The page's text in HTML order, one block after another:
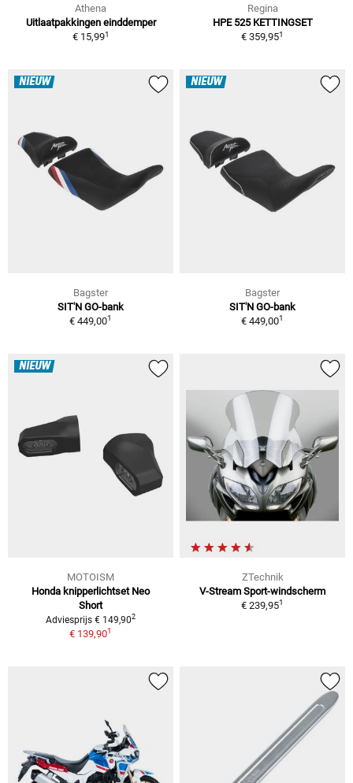
Athena
Uitlaatpakkingen einddemper
€ 15,991
Regina
HPE 525 KETTINGSET
€ 359,951
NIEUW
Bagster
SIT'N GO-bank
€ 449,001
NIEUW
Bagster
SIT'N GO-bank
€ 449,001
NIEUW
MOTOISM
Honda knipperlichtset Neo
Short
Adviesprijs € 149,902
€ 139,901
ZTechnik
V-Stream Sport-windscherm
€ 239,951